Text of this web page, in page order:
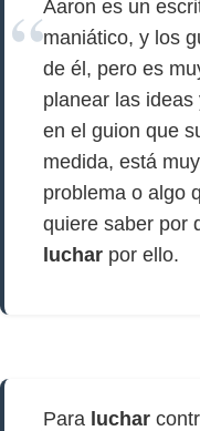
Aaron es un
maniático, y los
de él, pero es
planear las ideas
en el guion que
medida, está
problema o algo
quiere saber por
luchar por ello.
Para luchar